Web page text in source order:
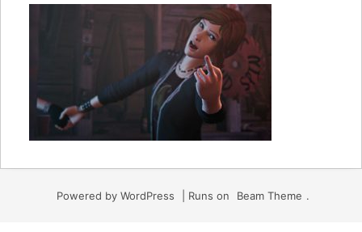
Powered by WordPress Runs on Beam Theme .